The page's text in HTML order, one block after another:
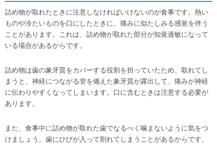
詰め物が取れたときに注意しなければいけないのが食事です。熱い
ものや冷たいものを口にしたときに、痛みに似たしみる感覚を伴う
ことがあります。これは、詰め物が取れた部分が知覚過敏になって
いる場合があるからです。
詰め物は歯の象牙質をカバーする役割を担っていたため、取れてし
まうと、神経につながる管を備えた象牙質が露出して、痛みが神経
に伝わりやすくなってしまいます。口に含むときは注意する必要が
あります。
また、食事中に詰め物が取れた歯でなるべく噛まないように気をつ
けましょう。歯にひびが入って割れてしまうことがあるからです。